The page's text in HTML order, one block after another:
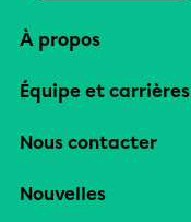
À propos
Équipe et carrières
Nous contacter
Nouvelles